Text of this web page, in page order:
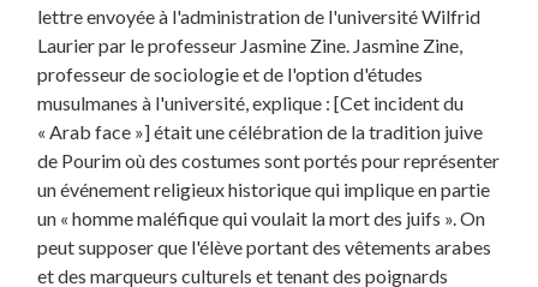
lettre envoyée à l'administration de l'université Wilfrid
Laurier par le professeur Jasmine Zine. Jasmine Zine,
professeur de sociologie et de l'option d'études
musulmanes à l'université, explique : [Cet incident du
« Arab face »] était une célébration de la tradition juive
de Pourim où des costumes sont portés pour représenter
un événement religieux historique qui implique en partie
un « homme maléfique qui voulait la mort des juifs ». On
peut supposer que l'élève portant des vêtements arabes
et des marqueurs culturels et tenant des poignards